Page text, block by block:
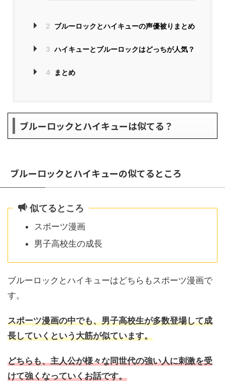
2 ブルーロックとハイキューの声優被りまとめ
3 ハイキューとブルーロックはどっちが人気？
4 まとめ
ブルーロックとハイキューは似てる？
ブルーロックとハイキューの似てるところ
似てるところ
スポーツ漫画
男子高校生の成長
ブルーロックとハイキューはどちらもスポーツ漫画で
す。
スポーツ漫画の中でも、男子高校生が多数登場して成
長していくという大筋が似ています。
どちらも、主人公が様々な同世代の強い人に刺激を受
けて強くなっていくお話です。